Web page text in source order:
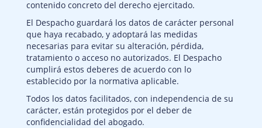
contenido concreto del derecho ejercitado.
El Despacho guardará los datos de carácter personal
que haya recabado, y adoptará las medidas
necesarias para evitar su alteración, pérdida,
tratamiento o acceso no autorizados. El Despacho
cumplirá estos deberes de acuerdo con lo
establecido por la normativa aplicable.
Todos los datos facilitados, con independencia de su
carácter, están protegidos por el deber de
confidencialidad del abogado.